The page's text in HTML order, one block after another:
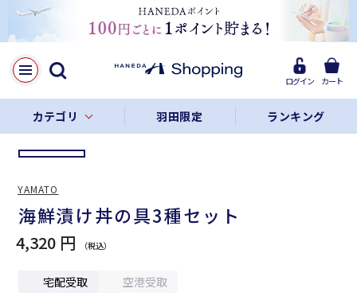
ログイン カート
カテゴリ 羽田限定 ランキング
LINE
Facebook
リンクをコピー
海鮮漬け丼の具3種セット
4,320 円
宅配受取 空港受取
YAMATO